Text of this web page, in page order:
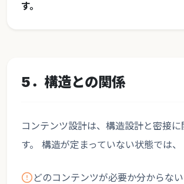
す。
5．構造との関係
コンテンツ設計は、構造設計と密接に
す。 構造が定まっていない状態では、
どのコンテンツが必要か分からない